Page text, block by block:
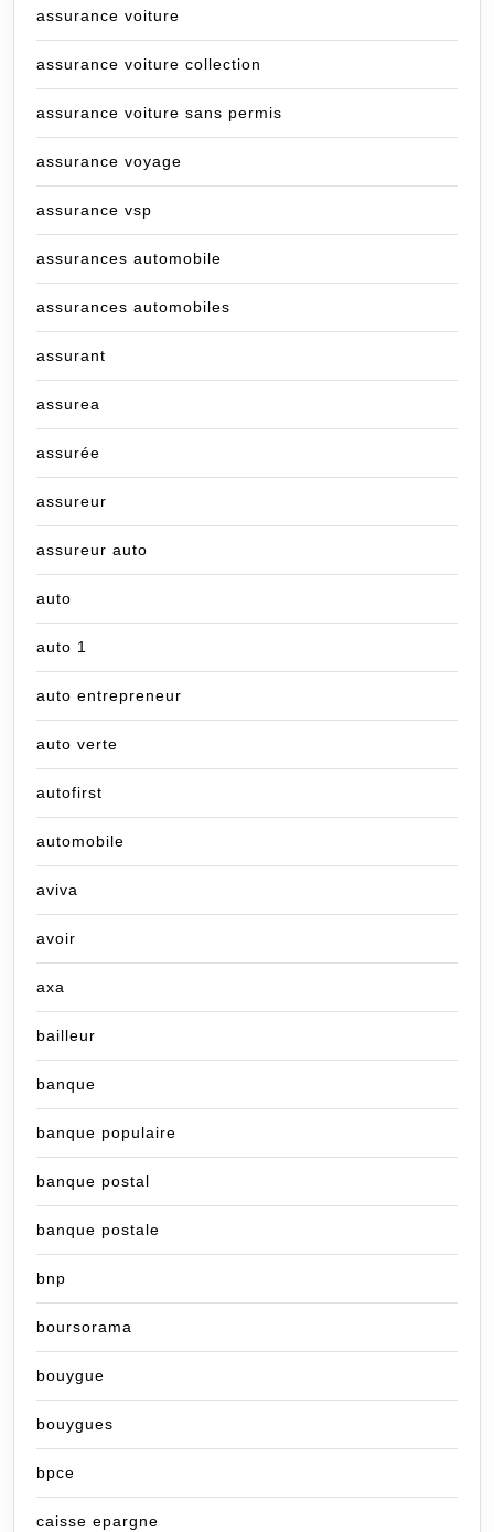
assurance voiture
assurance voiture collection
assurance voiture sans permis
assurance voyage
assurance vsp
assurances automobile
assurances automobiles
assurant
assurea
assurée
assureur
assureur auto
auto
auto 1
auto entrepreneur
auto verte
autofirst
automobile
aviva
avoir
axa
bailleur
banque
banque populaire
banque postal
banque postale
bnp
boursorama
bouygue
bouygues
bpce
caisse epargne